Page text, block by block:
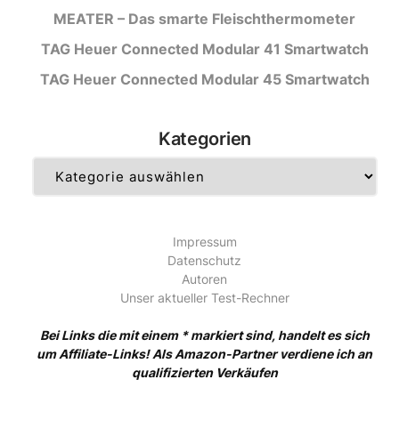
MEATER – Das smarte Fleischthermometer
TAG Heuer Connected Modular 41 Smartwatch
TAG Heuer Connected Modular 45 Smartwatch
Kategorien
Impressum
Datenschutz
Autoren
Unser aktueller Test-Rechner
Bei Links die mit einem * markiert sind, handelt es sich
um Affiliate-Links! Als Amazon-Partner verdiene ich an
qualifizierten Verkäufen